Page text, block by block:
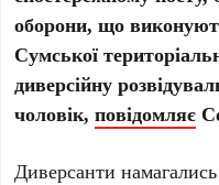
оборони, що
Сумської
диверсійну
чоловік,повідомляє
Диверсанти